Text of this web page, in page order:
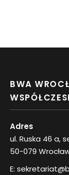
BWA
Adres
ul. Ruska 46 a,
50-079
E: